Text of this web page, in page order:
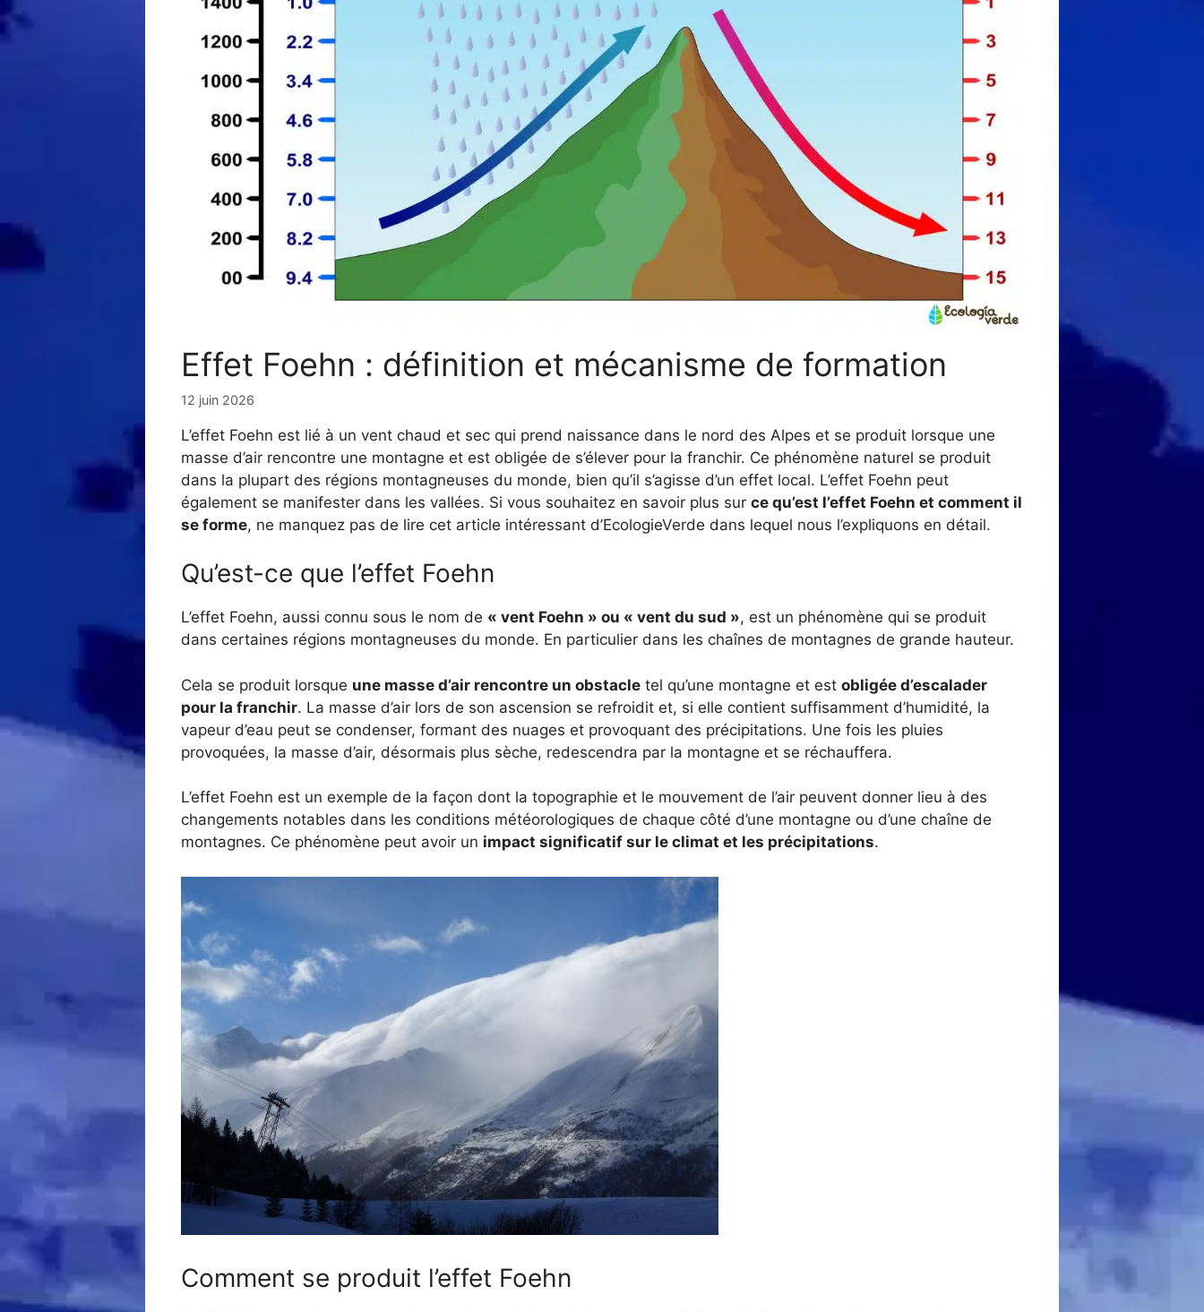
Effet Foehn : définition et mécanisme de formation
12 juin 2026
L’effet Foehn est lié à un vent chaud et sec qui prend naissance dans le nord des Alpes et se produit lorsque une
masse d’air rencontre une montagne et est obligée de s’élever pour la franchir. Ce phénomène naturel se produit
dans la plupart des régions montagneuses du monde, bien qu’il s’agisse d’un effet local. L’effet Foehn peut
également se manifester dans les vallées. Si vous souhaitez en savoir plus sur ce qu’est l’effet Foehn et comment il
se forme, ne manquez pas de lire cet article intéressant d’EcologieVerde dans lequel nous l’expliquons en détail.
Qu’est-ce que l’effet Foehn
L’effet Foehn, aussi connu sous le nom de « vent Foehn » ou « vent du sud », est un phénomène qui se produit
dans certaines régions montagneuses du monde. En particulier dans les chaînes de montagnes de grande hauteur.
Cela se produit lorsque une masse d’air rencontre un obstacle tel qu’une montagne et est obligée d’escalader
pour la franchir. La masse d’air lors de son ascension se refroidit et, si elle contient suffisamment d’humidité, la
vapeur d’eau peut se condenser, formant des nuages et provoquant des précipitations. Une fois les pluies
provoquées, la masse d’air, désormais plus sèche, redescendra par la montagne et se réchauffera.
L’effet Foehn est un exemple de la façon dont la topographie et le mouvement de l’air peuvent donner lieu à des
changements notables dans les conditions météorologiques de chaque côté d’une montagne ou d’une chaîne de
montagnes. Ce phénomène peut avoir un impact significatif sur le climat et les précipitations.
Comment se produit l’effet Foehn